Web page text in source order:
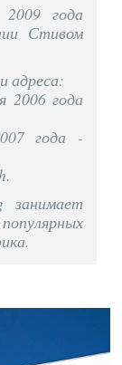
года
Стивом
адреса:
2006 года
года -
занимает